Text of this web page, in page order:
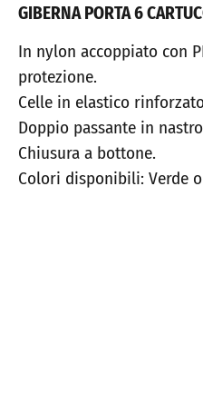
GIBERNA PORTA 6
In nylon accoppiato con
protezione.
Celle in elastico
Doppio passante in
Chiusura a bottone.
Colori disponibili: Verde